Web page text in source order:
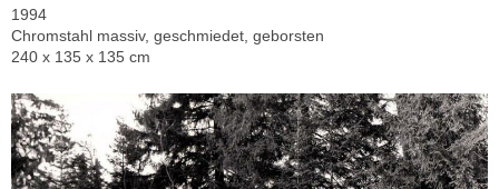
1994
Chromstahl massiv, geschmiedet, geborsten
240 x 135 x 135 cm